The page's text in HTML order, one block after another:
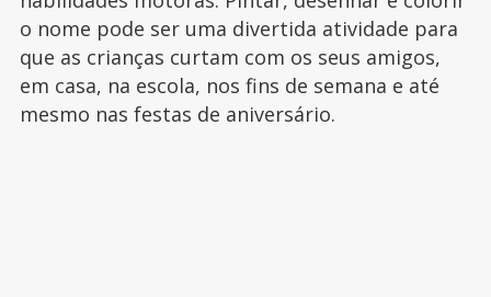
o nome pode ser uma divertida atividade para
que as crianças curtam com os seus amigos,
em casa, na escola, nos fins de semana e até
mesmo nas festas de aniversário.